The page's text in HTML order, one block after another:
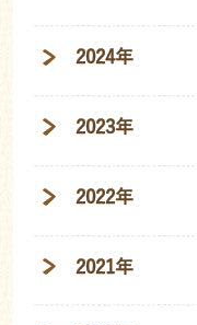
2024年
2023年
2022年
2021年